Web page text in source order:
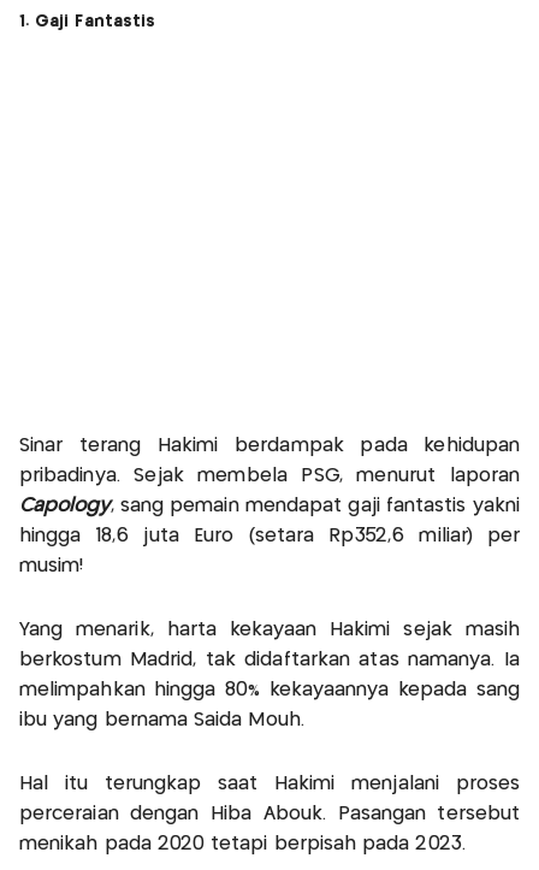
1. Gaji Fantastis
Sinar terang Hakimi berdampak pada kehidupan
pribadinya. Sejak membela PSG, menurut laporan
Capology, sang pemain mendapat gaji fantastis yakni
hingga 18,6 juta Euro (setara Rp352,6 miliar) per
musim!
Yang menarik, harta kekayaan Hakimi sejak masih
berkostum Madrid, tak didaftarkan atas namanya. Ia
melimpahkan hingga 80% kekayaannya kepada sang
ibu yang bernama Saida Mouh.
Hal itu terungkap saat Hakimi menjalani proses
perceraian dengan Hiba Abouk. Pasangan tersebut
menikah pada 2020 tetapi berpisah pada 2023.